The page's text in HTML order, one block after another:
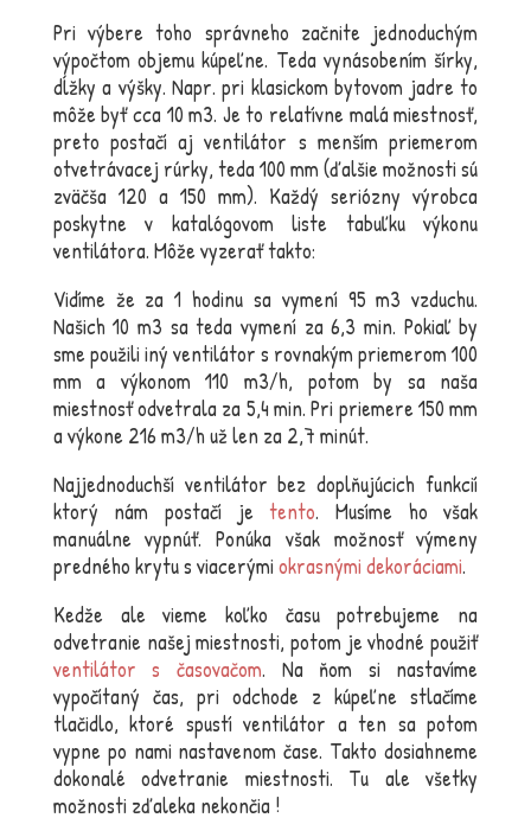
Pri výbere toho správneho začnite jednoduchým
výpočtom objemu kúpeľne. Teda vynásobením šírky,
dĺžky a výšky. Napr. pri klasickom bytovom jadre to
môže byť cca 10 m3. Je to relatívne malá miestnosť,
preto postačí aj ventilátor s menším priemerom
otvetrávacej rúrky, teda 100 mm (ďalšie možnosti sú
zväčša 120 a 150 mm). Každý seriózny výrobca
poskytne v katalógovom liste tabuľku výkonu
ventilátora. Môže vyzerať takto:
Vidíme že za 1 hodinu sa vymení 95 m3 vzduchu.
Našich 10 m3 sa teda vymení za 6,3 min. Pokiaľ by
sme použili iný ventilátor s rovnakým priemerom 100
mm a výkonom 110 m3/h, potom by sa naša
miestnosť odvetrala za 5,4 min. Pri priemere 150 mm
a výkone 216 m3/h už len za 2,7 minút.
Najjednoduchší ventilátor bez doplňujúcich funkcií
ktorý nám postačí je tento. Musíme ho však
manuálne vypnúť. Ponúka však možnosť výmeny
predného krytu s viacerými okrasnými dekoráciami.
Kedže ale vieme koľko času potrebujeme na
odvetranie našej miestnosti, potom je vhodné použiť
ventilátor s časovačom. Na ňom si nastavíme
vypočítaný čas, pri odchode z kúpeľne stlačíme
tlačidlo, ktoré spustí ventilátor a ten sa potom
vypne po nami nastavenom čase. Takto dosiahneme
dokonalé odvetranie miestnosti. Tu ale všetky
možnosti zďaleka nekončia !